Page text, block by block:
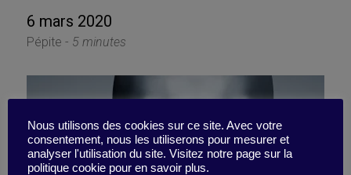
6 mars 2020
Pépite - 5 minutes
Nous utilisons des cookies sur ce site. Avec votre
consentement, nous les utiliserons pour mesurer et
analyser l'utilisation du site. Visitez notre page sur la
politique cookie pour en savoir plus.